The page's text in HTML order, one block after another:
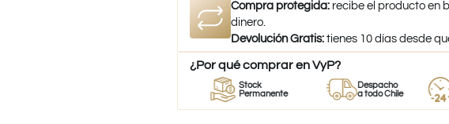
Compra protegida: recibe el producto en
dinero.
Devolución Gratis: tienes 10 días desde
¿Por qué comprar en VyP?
Stock
Permanente
Despacho
a todo Chile
24